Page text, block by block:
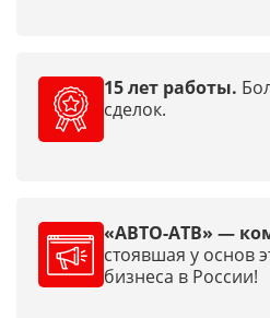
15 лет работы.
сделок.
«АВТО-АТВ» —
стоявшая у основ
бизнеса в России!